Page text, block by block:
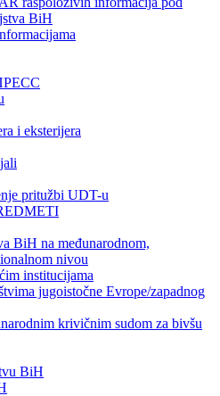
BiH
i eksterijera
pritužbi UDT-u
BiH na međunarodnom,
nivou
institucijama
jugoistočne Evrope/zapadnog
krivičnim sudom za bivšu
BiH